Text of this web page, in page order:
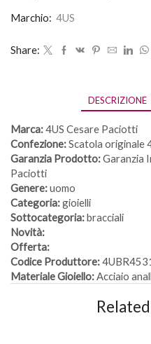
Marchio: 4US
Share:
DESCRIZIONE
Marca:4US Cesare Paciotti
Confezione:Scatola originale
Garanzia Prodotto:Garanzia
Paciotti
Genere:uomo
Categoria:gioielli
Sottocategoria:bracciali
Novità:
Offerta:
Codice Produttore:
Materiale Gioiello:Acciaio